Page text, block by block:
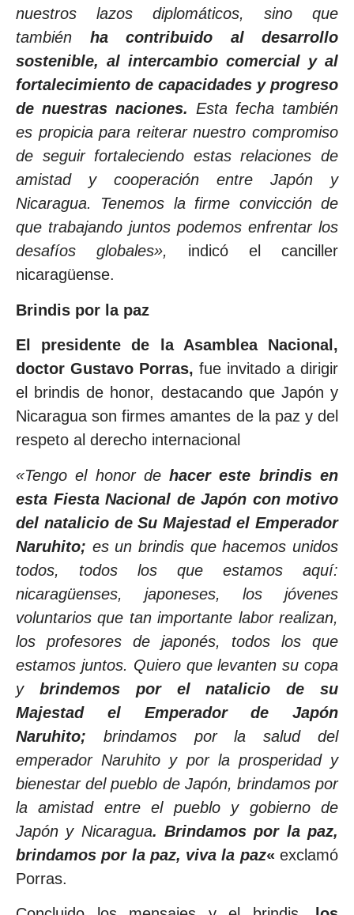
nuestros lazos diplomáticos, sino que
también ha contribuido al desarrollo
sostenible, al intercambio comercial y al
fortalecimiento de capacidades y progreso
de nuestras naciones. Esta fecha también
es propicia para reiterar nuestro compromiso
de seguir fortaleciendo estas relaciones de
amistad y cooperación entre Japón y
Nicaragua. Tenemos la firme convicción de
que trabajando juntos podemos enfrentar los
desafíos globales», indicó el canciller
nicaragüense.
Brindis por la paz
El presidente de la Asamblea Nacional,
doctor Gustavo Porras, fue invitado a dirigir
el brindis de honor, destacando que Japón y
Nicaragua son firmes amantes de la paz y del
respeto al derecho internacional
«Tengo el honor dehacer este brindis en
esta Fiesta Nacional de Japón con motivo
del natalicio de Su Majestad el Emperador
Naruhito; es un brindis que hacemos unidos
todos, todos los que estamos aquí:
nicaragüenses, japoneses, los jóvenes
voluntarios que tan importante labor realizan,
los profesores de japonés, todos los que
estamos juntos. Quiero que levanten su copa
y brindemos por el natalicio de su
Majestad el Emperador de Japón
Naruhito; brindamos por la salud del
emperador Naruhito y por la prosperidad y
bienestar del pueblo de Japón, brindamos por
la amistad entre el pueblo y gobierno de
Japón y Nicaragua. Brindamos por la paz,
brindamos por la paz, viva la paz« exclamó
Porras.